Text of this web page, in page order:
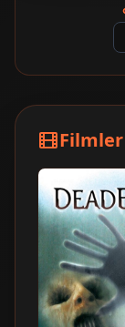
Filmler